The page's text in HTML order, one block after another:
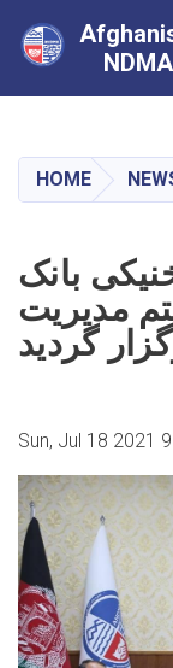
NDMA
HOME
بانک
مدیریت
گردید
Sun, Jul 18 2021